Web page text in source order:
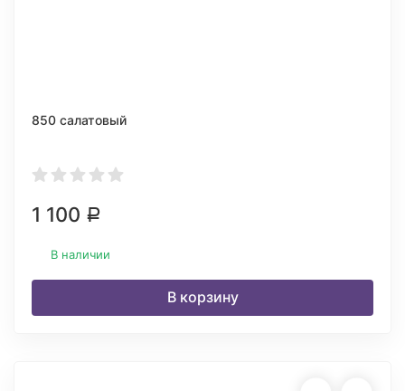
850 салатовый
1 100 Р
В наличии
В корзину